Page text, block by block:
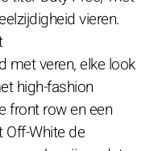
vieren.
met veren, elke look
high-fashion
front row en een
White de